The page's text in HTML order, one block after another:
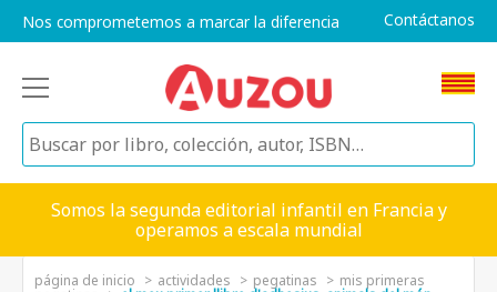
Nos comprometemos a marcar la diferencia Contáctanos
Somos la segunda editorial infantil en Francia y
operamos a escala mundial
página de inicio actividades pegatinas mis primeras